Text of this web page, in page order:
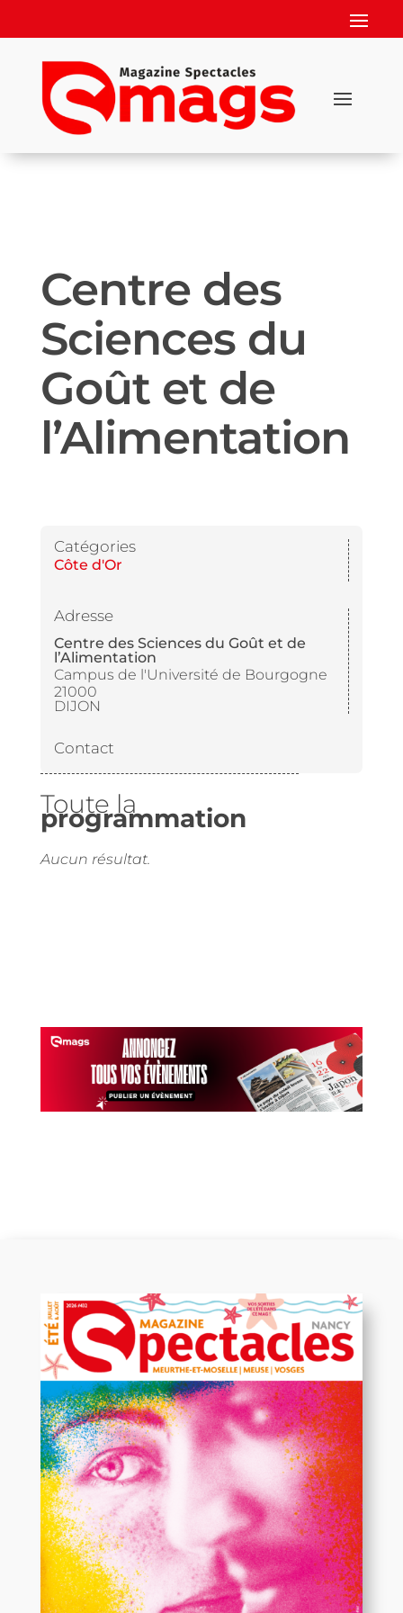
Centre des
Sciences du
Goût et de
l’Alimentation
Catégories
Côte d'Or
Adresse
Centre des Sciences du Goût et de
l’Alimentation
Campus de l'Université de Bourgogne
21000
DIJON
Contact
Toute la
programmation
Aucun résultat.